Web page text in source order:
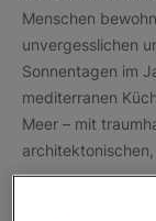
Menschen
unvergesslichen
Sonnentagen im
mediterranen
Meer – mit